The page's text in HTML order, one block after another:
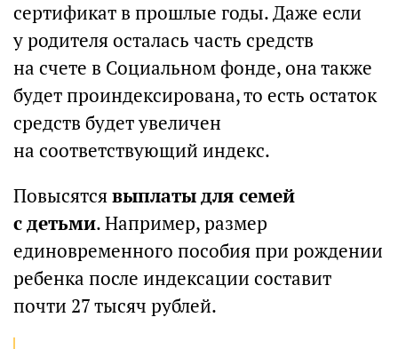
сертификат в прошлые годы. Даже если
у родителя осталась часть средств
на счете в Социальном фонде, она также
будет проиндексирована, то есть остаток
средств будет увеличен
на соответствующий индекс.
Повысятсявыплаты для семей
с детьми. Например, размер
единовременного пособия при рождении
ребенка после индексации составит
почти 27 тысяч рублей.